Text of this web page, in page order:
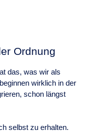
Ordnung
das, was wir als
wirklich in der
schon längst
selbst zu erhalten.